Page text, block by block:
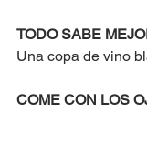
TODO SABE
Una copa de vino
COME CON LOS